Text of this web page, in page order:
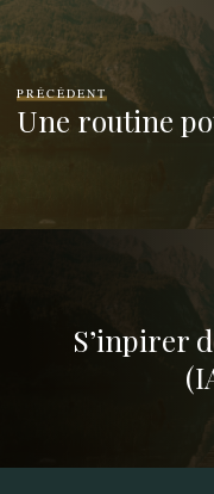
PRÉCÉDENT
Une routine
S’inpirer